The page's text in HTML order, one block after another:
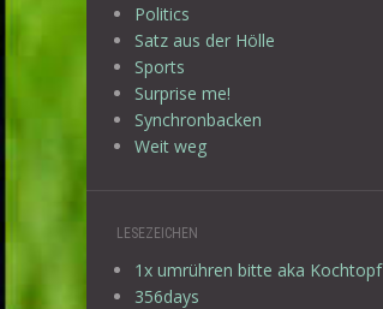
Politics
Satz aus der Hölle
Sports
Surprise me!
Synchronbacken
Weit weg
LESEZEICHEN
1x umrühren bitte aka Kochtopf
356days